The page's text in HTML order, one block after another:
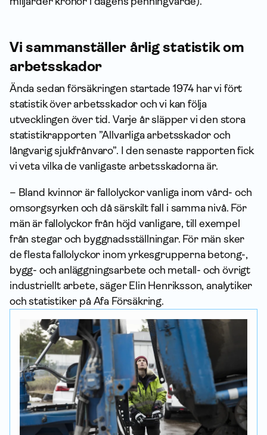
Vi samman­ställer årlig statistik om
arbets­skador
Ända sedan försäkringen startade 1974 har vi fört
statistik över arbets­skador och vi kan följa
utvecklingen över tid. Varje år släpper vi den stora
statistik­rapporten ”Allvarliga arbets­skador och
långvarig sjukfrånvaro”. I den senaste rapporten fick
vi veta vilka de vanligaste arbets­skadorna är.
– Bland kvinnor är fallolyckor vanliga inom vård- och
omsorgsyrken och då särskilt fall i samma nivå. För
män är fallolyckor från höjd vanligare, till exempel
från stegar och byggnadsställningar. För män sker
de flesta fallolyckor inom yrkesgrupperna betong-,
bygg- och anläggningsarbete och metall- och övrigt
industriellt arbete, säger Elin Henriksson, analytiker
och statistiker på Afa För­säkring.